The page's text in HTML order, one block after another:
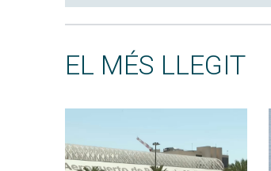
EL MÉS LLEGIT